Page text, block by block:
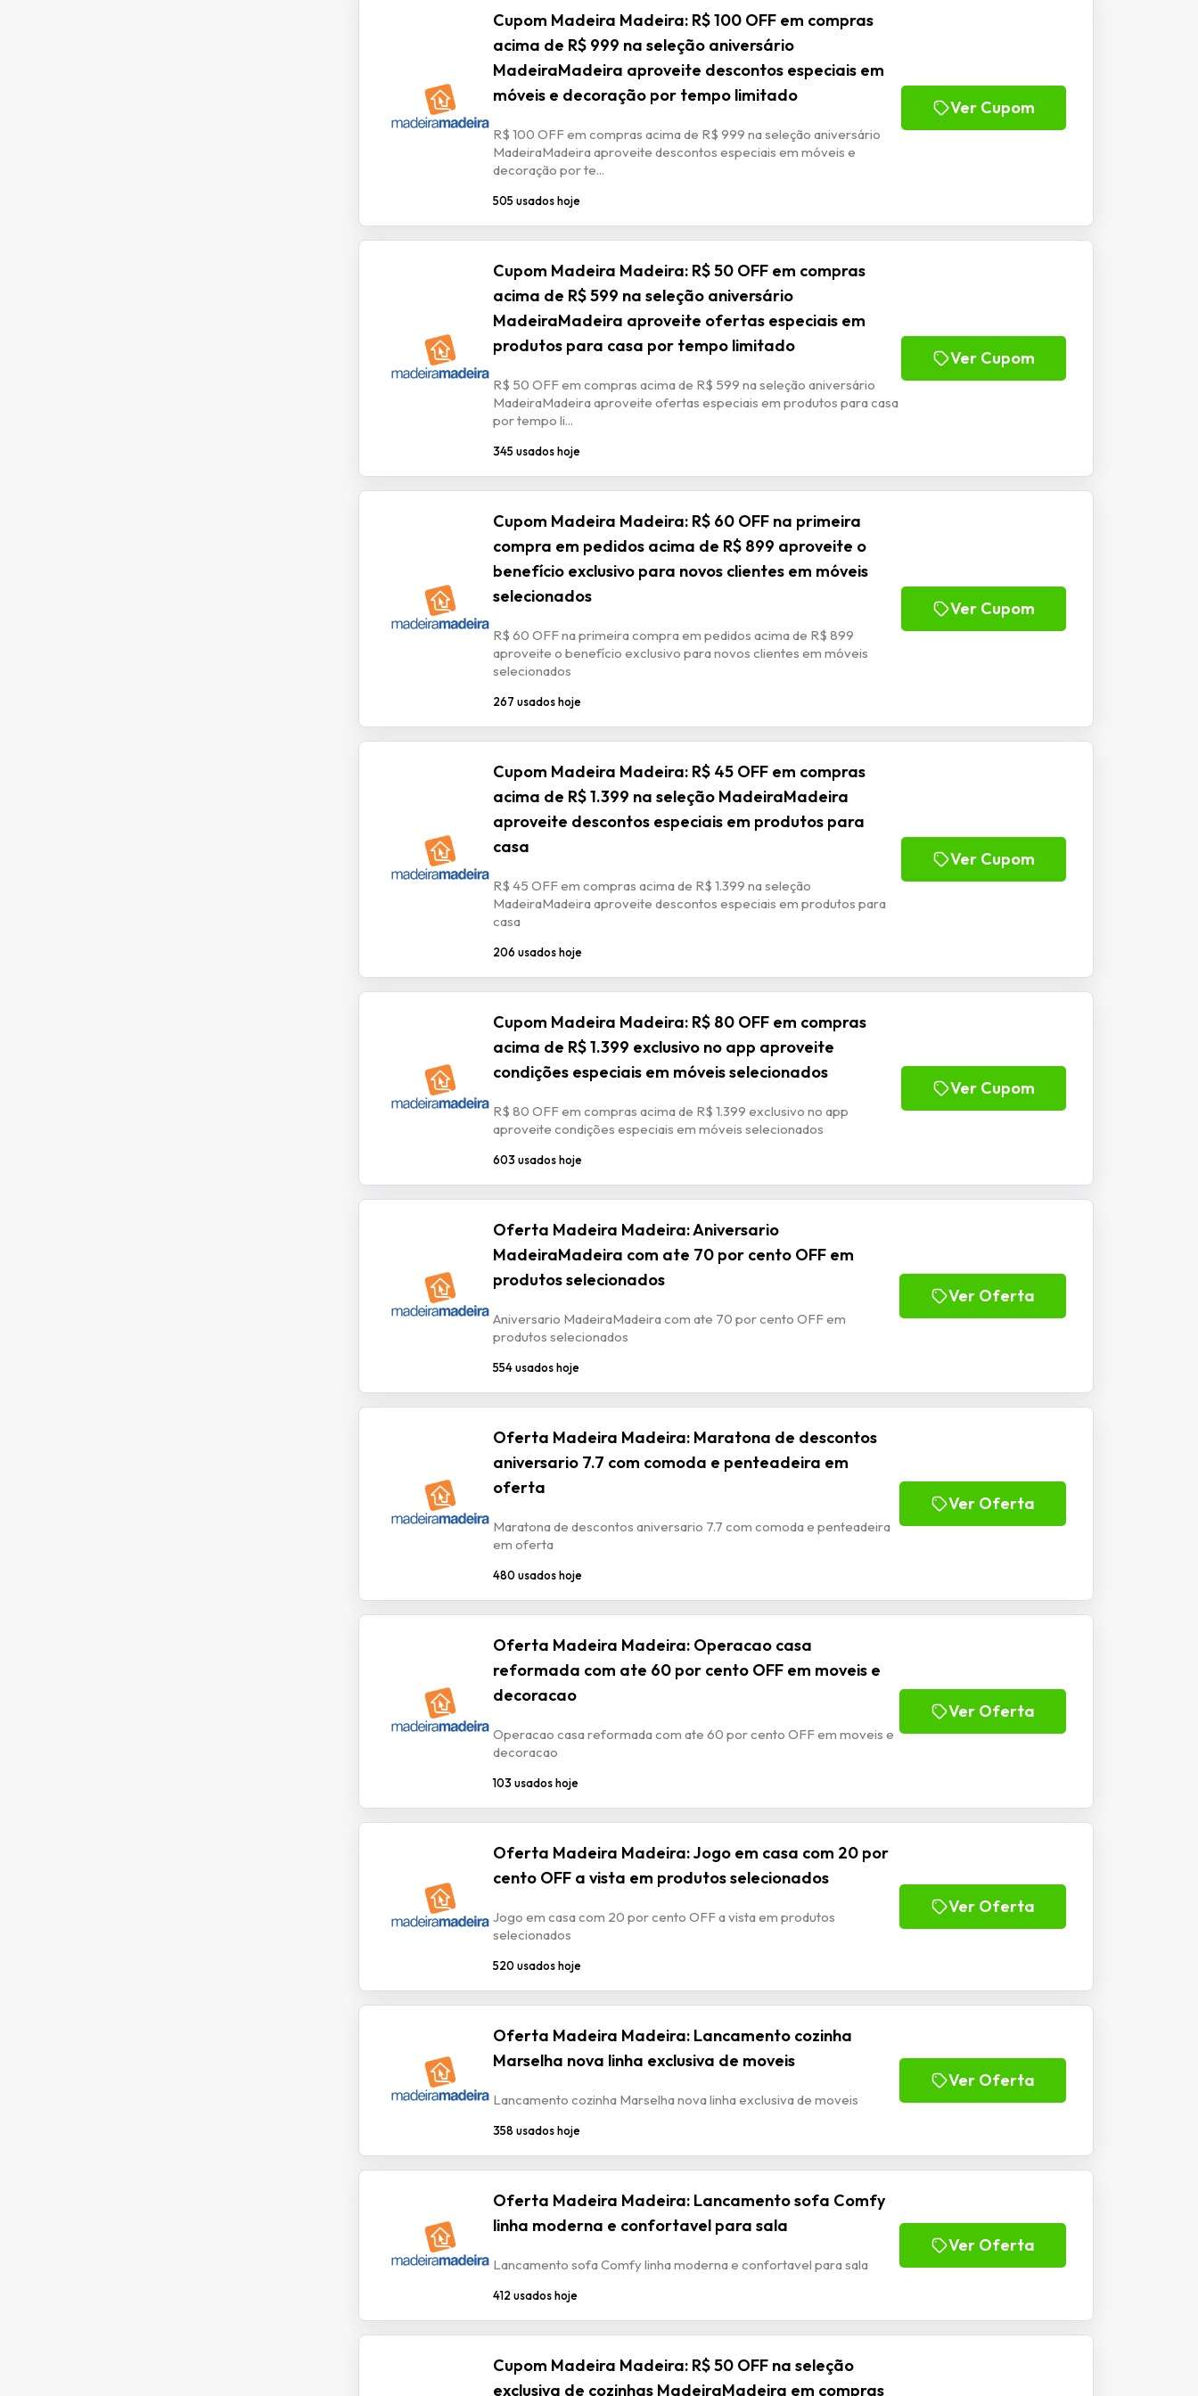
Cupom Madeira Madeira: R$ 100 OFF em compras
acima de R$ 999 na seleção aniversário
MadeiraMadeira aproveite descontos especiais em
móveis e decoração por tempo limitado
R$ 100 OFF em compras acima de R$ 999 na seleção aniversário
MadeiraMadeira aproveite descontos especiais em móveis e
decoração por te...
505 usados hoje
Ver Cupom
Cupom Madeira Madeira: R$ 50 OFF em compras
acima de R$ 599 na seleção aniversário
MadeiraMadeira aproveite ofertas especiais em
produtos para casa por tempo limitado
R$ 50 OFF em compras acima de R$ 599 na seleção aniversário
MadeiraMadeira aproveite ofertas especiais em produtos para casa
por tempo li...
345 usados hoje
Ver Cupom
Cupom Madeira Madeira: R$ 60 OFF na primeira
compra em pedidos acima de R$ 899 aproveite o
benefício exclusivo para novos clientes em móveis
selecionados
R$ 60 OFF na primeira compra em pedidos acima de R$ 899
aproveite o benefício exclusivo para novos clientes em móveis
selecionados
267 usados hoje
Ver Cupom
Cupom Madeira Madeira: R$ 45 OFF em compras
acima de R$ 1.399 na seleção MadeiraMadeira
aproveite descontos especiais em produtos para
casa
R$ 45 OFF em compras acima de R$ 1.399 na seleção
MadeiraMadeira aproveite descontos especiais em produtos para
casa
206 usados hoje
Ver Cupom
Cupom Madeira Madeira: R$ 80 OFF em compras
acima de R$ 1.399 exclusivo no app aproveite
condições especiais em móveis selecionados
R$ 80 OFF em compras acima de R$ 1.399 exclusivo no app
aproveite condições especiais em móveis selecionados
603 usados hoje
Ver Cupom
Oferta Madeira Madeira: Aniversario
MadeiraMadeira com ate 70 por cento OFF em
produtos selecionados
Aniversario MadeiraMadeira com ate 70 por cento OFF em
produtos selecionados
554 usados hoje
Ver Oferta
Oferta Madeira Madeira: Maratona de descontos
aniversario 7.7 com comoda e penteadeira em
oferta
Maratona de descontos aniversario 7.7 com comoda e penteadeira
em oferta
480 usados hoje
Ver Oferta
Oferta Madeira Madeira: Operacao casa
reformada com ate 60 por cento OFF em moveis e
decoracao
Operacao casa reformada com ate 60 por cento OFF em moveis e
decoracao
103 usados hoje
Ver Oferta
Oferta Madeira Madeira: Jogo em casa com 20 por
cento OFF a vista em produtos selecionados
Jogo em casa com 20 por cento OFF a vista em produtos
selecionados
520 usados hoje
Ver Oferta
Oferta Madeira Madeira: Lancamento cozinha
Marselha nova linha exclusiva de moveis
Lancamento cozinha Marselha nova linha exclusiva de moveis
358 usados hoje
Ver Oferta
Oferta Madeira Madeira: Lancamento sofa Comfy
linha moderna e confortavel para sala
Lancamento sofa Comfy linha moderna e confortavel para sala
412 usados hoje
Ver Oferta
Cupom Madeira Madeira: R$ 50 OFF na seleção
exclusiva de cozinhas MadeiraMadeira em compras